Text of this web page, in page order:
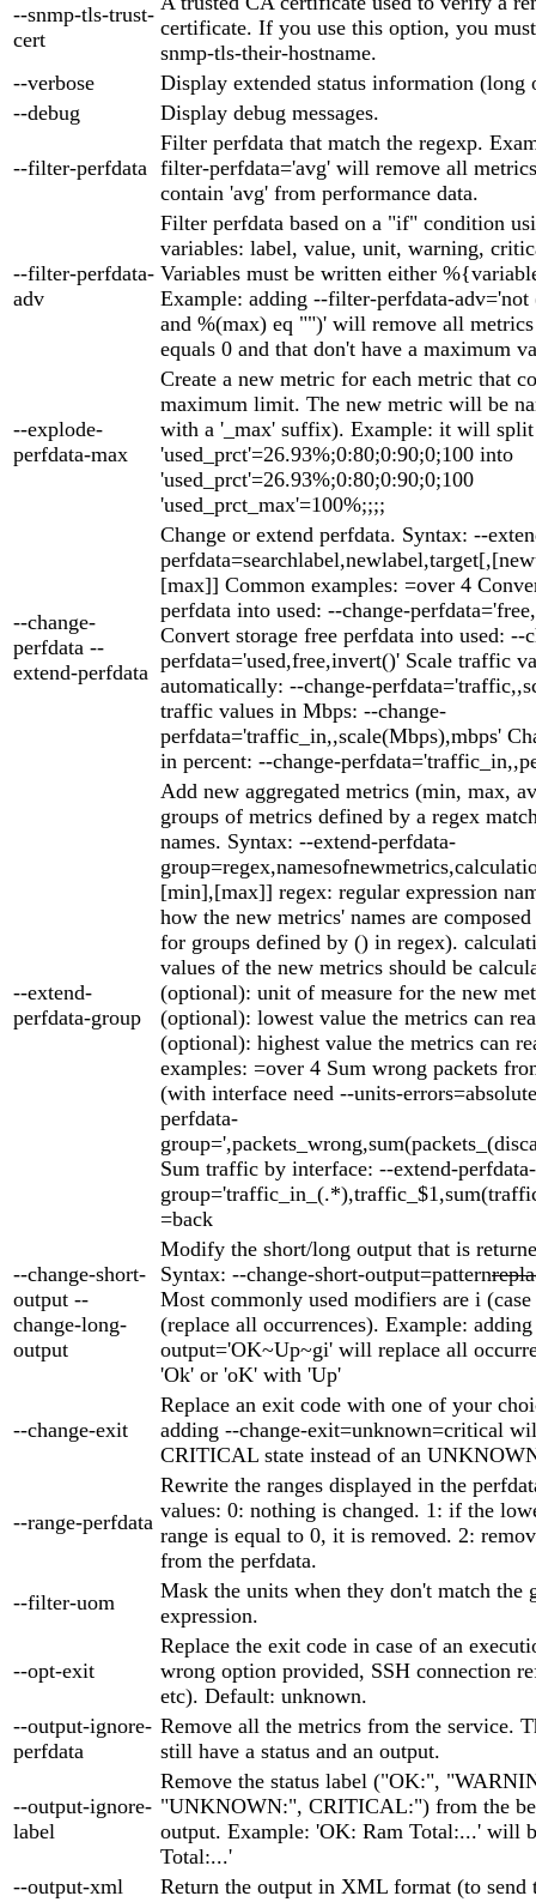
--snmp-tls-trust-
cert
certificate. If you use this option, you
snmp-tls-their-hostname.
--verbose
Display extended status information (long
--debug
Display debug messages.
--filter-perfdata
Filter perfdata that match the regexp.
filter-perfdata='avg' will remove all
contain 'avg' from performance data.
--filter-perfdata-
adv
Filter perfdata based on a "if" condition
variables: label, value, unit, warning,
Variables must be written either
Example: adding --filter-perfdata-
and %(max) eq "")' will remove all
equals 0 and that don't have a maximum
--explode-
perfdata-max
Create a new metric for each metric that
maximum limit. The new metric will be
with a '_max' suffix). Example: it will split
'used_prct'=26.93%;0:80;0:90;0;100 into
'used_prct'=26.93%;0:80;0:90;0;100
'used_prct_max'=100%;;;;
--change-
perfdata --
extend-perfdata
Change or extend perfdata. Syntax: --
[max]] Common examples: =over 4
perfdata into used: --change-
Convert storage free perfdata into used: --
perfdata='used,free,invert()' Scale traffic
automatically: --change-
traffic values in Mbps: --change-
perfdata='traffic_in,,scale(Mbps),mbps'
in percent: --change-
--extend-
perfdata-group
Add new aggregated metrics (min, max,
groups of metrics defined by a regex
names. Syntax: --extend-perfdata-
[min],[max]] regex: regular expression
how the new metrics' names are
for groups defined by () in regex).
values of the new metrics should be
(optional): unit of measure for the new
(optional): lowest value the metrics can
(optional): highest value the metrics can
examples: =over 4 Sum wrong packets
(with interface need --units-
perfdata-
Sum traffic by interface: --extend-perfdata-
=back
--change-short-
output --
change-long-
output
Modify the short/long output that is
Syntax: --change-short-output=pattern
Most commonly used modifiers are i
(replace all occurrences). Example:
output='OK~Up~gi' will replace all
'Ok' or 'oK' with 'Up'
--change-exit
Replace an exit code with one of your
adding --change-exit=unknown=critical
CRITICAL state instead of an
--range-perfdata
Rewrite the ranges displayed in the
values: 0: nothing is changed. 1: if the
range is equal to 0, it is removed. 2:
from the perfdata.
--filter-uom
Mask the units when they don't match the
expression.
--opt-exit
Replace the exit code in case of an
wrong option provided, SSH connection
etc). Default: unknown.
--output-ignore-
perfdata
Remove all the metrics from the service.
still have a status and an output.
--output-ignore-
label
Remove the status label ("OK:",
"UNKNOWN:", CRITICAL:") from the
output. Example: 'OK: Ram Total:...' will
Total:...'
--output-xml
Return the output in XML format (to